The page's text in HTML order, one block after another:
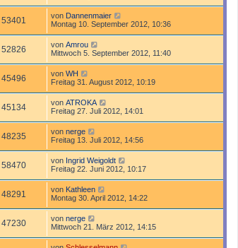
53401 von Dannenmaier
Montag 10. September 2012, 10:36
52826 von Amrou
Mittwoch 5. September 2012, 11:40
45496 von WH
Freitag 31. August 2012, 10:19
45134 von ATROKA
Freitag 27. Juli 2012, 14:01
48235 von nerge
Freitag 13. Juli 2012, 14:56
58470 von Ingrid Weigoldt
Freitag 22. Juni 2012, 10:17
48291 von Kathleen
Montag 30. April 2012, 14:22
47230 von nerge
Mittwoch 21. März 2012, 14:15